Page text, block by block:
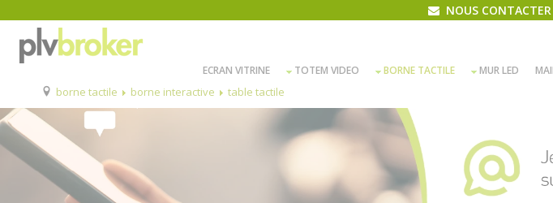
ECRAN VITRINE TOTEM VIDEO BORNE TACTILE MUR LED
borne tactile borne interactive table tactile
NOUS CONTACTER